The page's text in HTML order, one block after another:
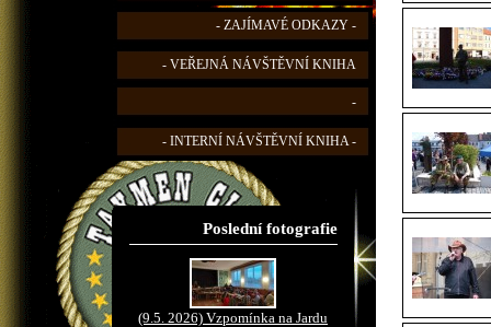
- ZAJÍMAVÉ ODKAZY -
- VEŘEJNÁ NÁVŠTĚVNÍ KNIHA
-
- INTERNÍ NÁVŠTĚVNÍ KNIHA -
Poslední fotografie
(9.5. 2026) Vzpomínka na Jardu